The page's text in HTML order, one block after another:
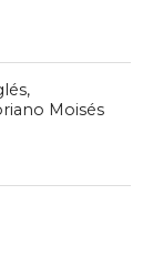
Moisés